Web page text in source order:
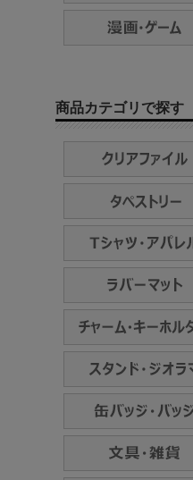
商品カテゴリで探す